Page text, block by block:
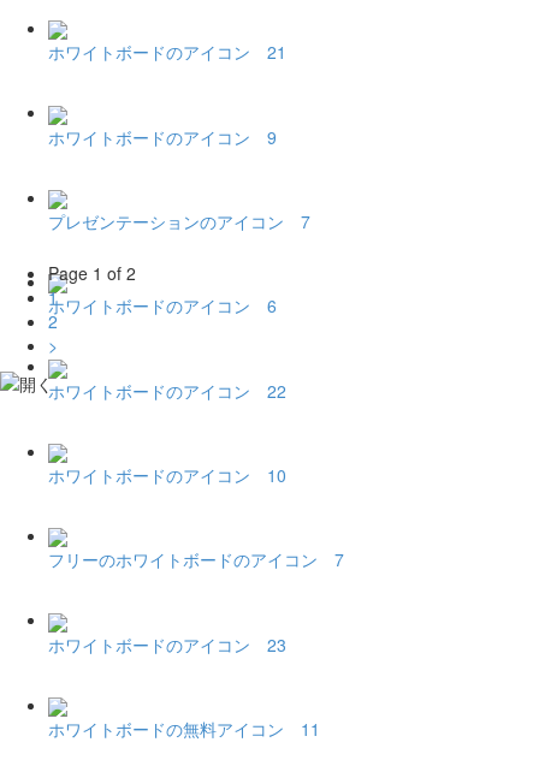
ホワイトボードのアイコン 21
ホワイトボードのアイコン 9
プレゼンテーションのアイコン 7
ホワイトボードのアイコン 6
ホワイトボードのアイコン 22
ホワイトボードのアイコン 10
フリーのホワイトボードのアイコン 7
ホワイトボードのアイコン 23
ホワイトボードの無料アイコン 11
Page 1 of 2
1
2
>